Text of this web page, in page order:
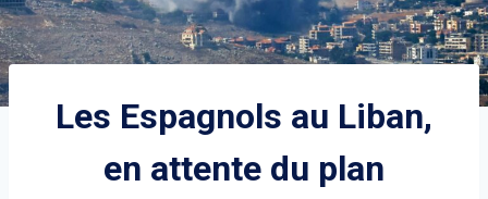
Les Espagnols au Liban,
en attente du plan